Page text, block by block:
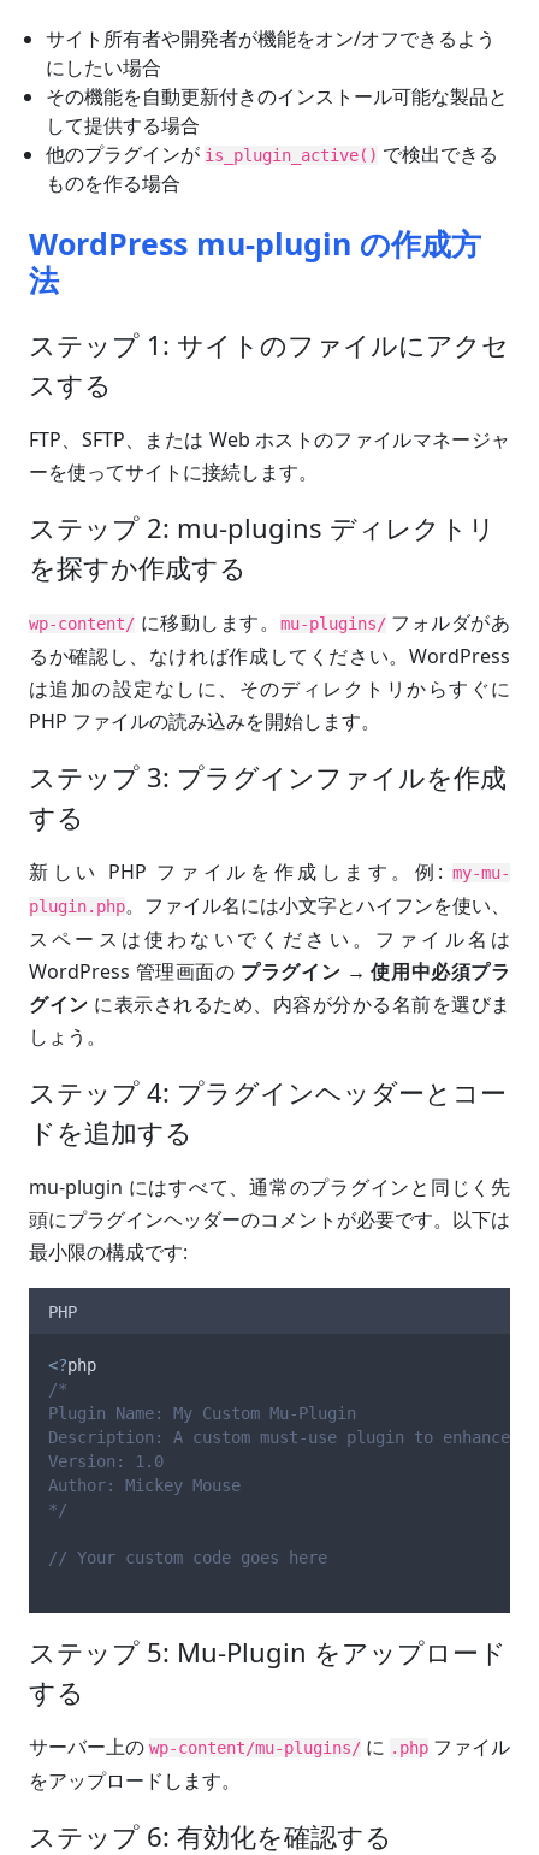
サイト所有者や開発者が機能をオン/オフできるよう
にしたい場合
その機能を自動更新付きのインストール可能な製品と
して提供する場合
他のプラグインが is_plugin_active() で検出できる
ものを作る場合
WordPress mu-plugin の作成方
法
ステップ 1: サイトのファイルにアクセ
スする
FTP、SFTP、または Web ホストのファイルマネージャ
ーを使ってサイトに接続します。
ステップ 2: mu-plugins ディレクトリ
を探すか作成する
wp-content/ に移動します。 mu-plugins/フォルダがあ
るか確認し、なければ作成してください。WordPress
は追加の設定なしに、そのディレクトリからすぐに
PHP ファイルの読み込みを開始します。
ステップ 3: プラグインファイルを作成
する
新しい PHP ファイルを作成します。例: my-mu-
plugin.php。ファイル名には小文字とハイフンを使い、
スペースは使わないでください。ファイル名は
WordPress 管理画面の プラグイン → 使用中必須プラ
グイン に表示されるため、内容が分かる名前を選びま
しょう。
ステップ 4: プラグインヘッダーとコー
ドを追加する
mu-plugin にはすべて、通常のプラグインと同じく先
頭にプラグインヘッダーのコメントが必要です。以下は
最小限の構成です:
PHP
<?php
/*
Plugin Name: My Custom Mu-Plugin
Description: A custom must-use plugin to enhance
Version: 1.0
Author: Mickey Mouse
*/
// Your custom code goes here
ステップ 5: Mu-Plugin をアップロード
する
サーバー上の wp-content/mu-plugins/ に .php ファイル
をアップロードします。
ステップ 6: 有効化を確認する